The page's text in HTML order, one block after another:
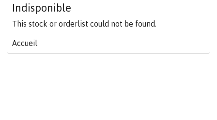
Indisponible
This stock or orderlist could not be found.
Accueil